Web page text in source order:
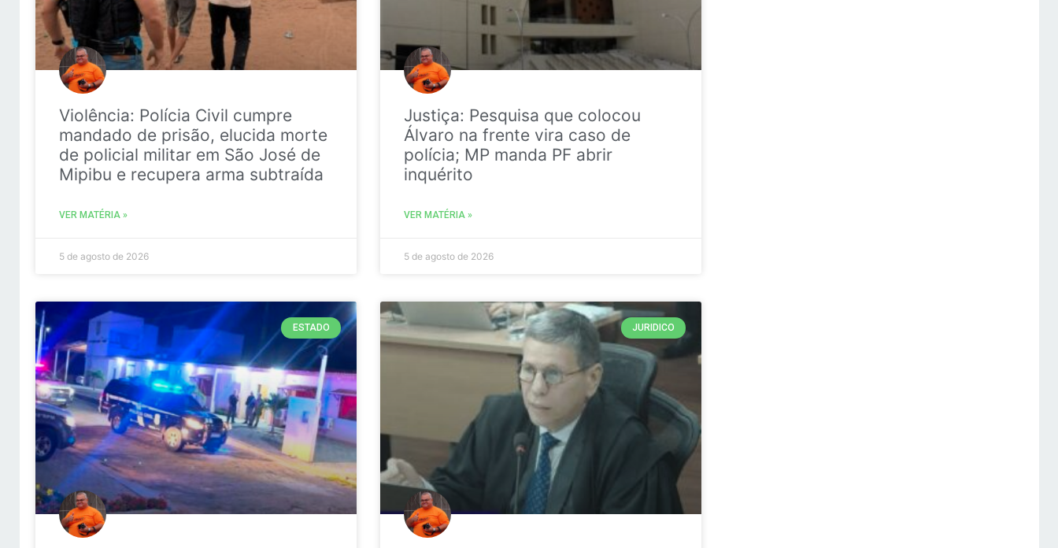
Violência: Polícia Civil cumpre
mandado de prisão, elucida morte
de policial militar em São José de
Mipibu e recupera arma subtraída
VER MATÉRIA »
5 de agosto de 2026
Justiça: Pesquisa que colocou
Álvaro na frente vira caso de
polícia; MP manda PF abrir
inquérito
VER MATÉRIA »
5 de agosto de 2026
ESTADO JURIDICO